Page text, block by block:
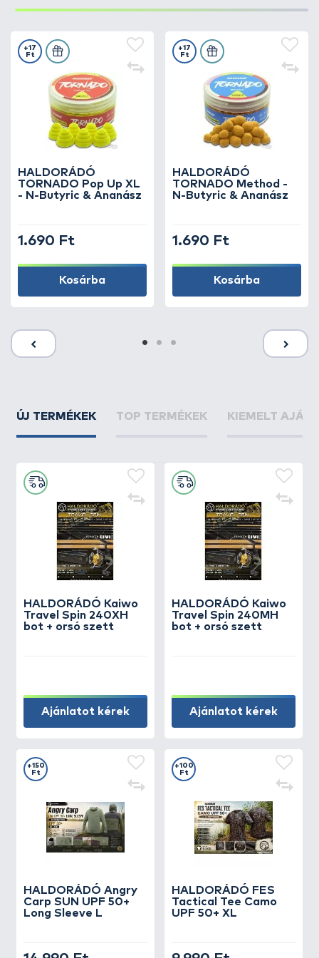
HALDORÁDÓ
TORNADO Pop Up XL
- N-Butyric & Ananász
+17
Ft
1.690 Ft
Kosárba
HALDORÁDÓ
TORNADO Method -
N-Butyric & Ananász
+17
Ft
1.690 Ft
Kosárba
ÚJ TERMÉKEK TOP TERMÉKEK KIEMELT
HALDORÁDÓ Kaiwo
Travel Spin 240XH
bot + orsó szett
Ajánlatot kérek
HALDORÁDÓ Kaiwo
Travel Spin 240MH
bot + orsó szett
Ajánlatot kérek
HALDORÁDÓ Angry
Carp SUN UPF 50+
Long Sleeve L
+150
Ft
HALDORÁDÓ FES
Tactical Tee Camo
UPF 50+ XL
+100
Ft